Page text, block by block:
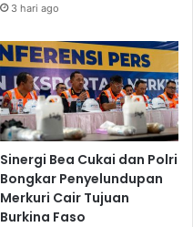
3 hari ago
Sinergi Bea Cukai dan Polri
Bongkar Penyelundupan
Merkuri Cair Tujuan
Burkina Faso